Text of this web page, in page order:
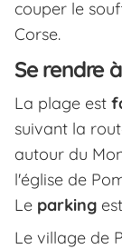
couper le
Corse.
Se rendre
La plage est
suivant la
autour du
l'église de
Le parking
Le village de